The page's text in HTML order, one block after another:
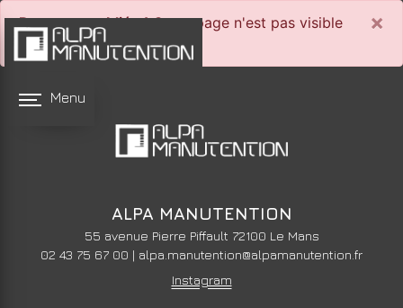
Menu
×
Page non publiée !Cette page n'est pas visible
par les internautes
ALPA MANUTENTION
55 avenue Pierre Piffault 72100 Le Mans
02 43 75 67 00 | alpa.manutention@alpamanutention.fr
Instagram